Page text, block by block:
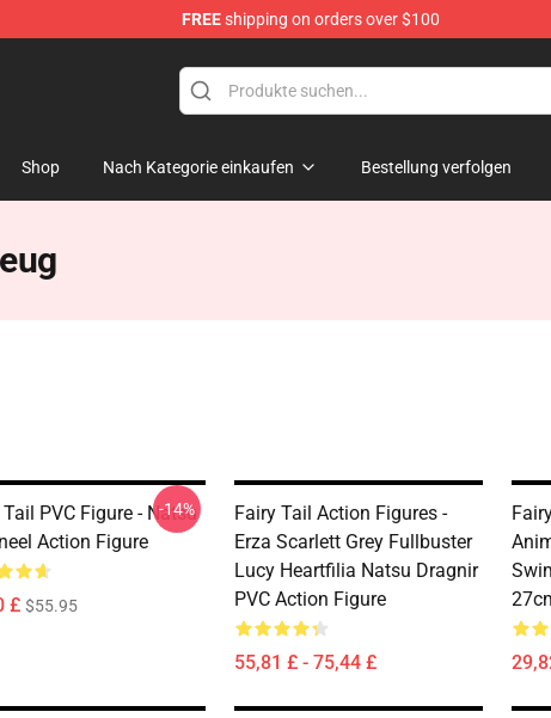
FREEshipping on orders over $100
Shop Nach Kategorie einkaufen Bestellung verfolgen
PVC Figure - Natsu
Action Figure
£ $55.95
-14%
Fairy Tail Action Figures -
Erza Scarlett Grey Fullbuster
Lucy Heartfilia Natsu Dragnir
PVC Action Figure
55,81 £ - 75,44 £